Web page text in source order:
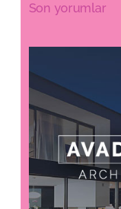
Son yorumlar